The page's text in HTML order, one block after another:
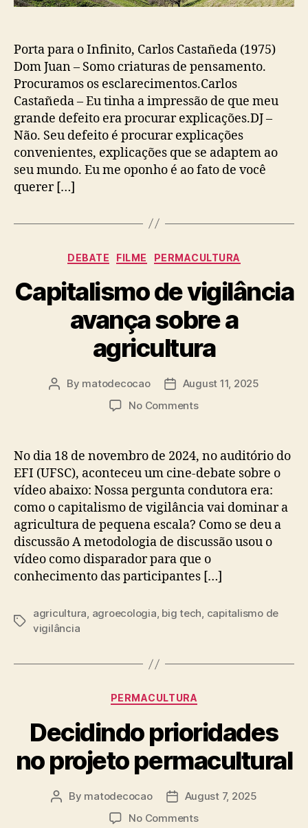
Porta para o Infinito, Carlos Castañeda (1975)
Dom Juan – Somo criaturas de pensamento.
Procuramos os esclarecimentos.Carlos
Castañeda – Eu tinha a impressão de que meu
grande defeito era procurar explicações.DJ –
Não. Seu defeito é procurar explicações
convenientes, explicações que se adaptem ao
seu mundo. Eu me oponho é ao fato de você
querer […]
Categories
DEBATE FILME PERMACULTURA
Capitalismo de vigilância
avança sobre a
agricultura
Post
By matodecocao
Post
date
August 11, 2025
No Commentson
vigilância
avança
sobre
a
agricultura
No dia 18 de novembro de 2024, no auditório do
EFI (UFSC), aconteceu um cine-debate sobre o
vídeo abaixo: Nossa pergunta condutora era:
como o capitalismo de vigilância vai dominar a
agricultura de pequena escala? Como se deu a
discussão A metodologia de discussão usou o
vídeo como disparador para que o
conhecimento das participantes […]
Tags
agricultura, agroecologia, big tech, capitalismo de
vigilância
Categories
PERMACULTURA
Decidindo prioridades
no projeto permacultural
Post
By matodecocao
PostAugust 7, 2025
No Commentson